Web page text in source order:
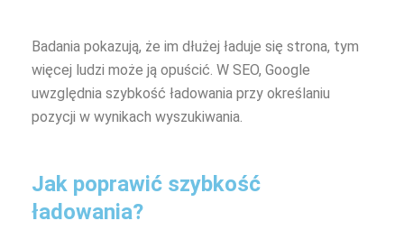
Badania pokazują, że im dłużej ładuje się strona, tym
więcej ludzi może ją opuścić. W SEO, Google
uwzględnia szybkość ładowania przy określaniu
pozycji w wynikach wyszukiwania.
Jak poprawić szybkość
ładowania?